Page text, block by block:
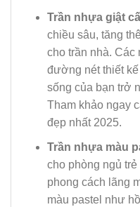
Trần nhựa giật
chiều sâu, tăng
cho trần nhà. Các
đường nét thiết
sống của bạn trở
Tham khảo ngay
đẹp nhất 2025.
Trần nhựa màu
cho phòng ngủ
phong cách lãng
màu pastel như